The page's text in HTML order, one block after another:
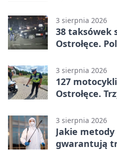
3 sierpnia 2026
38 taksówek
Ostrołęce.
3 sierpnia 2026
127
Ostrołęce.
3 sierpnia 2026
Jakie
gwarantują